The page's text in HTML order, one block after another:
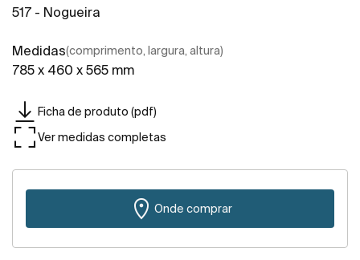
517 - Nogueira
Medidas(comprimento, largura, altura)
785 x 460 x 565 mm
Ficha de produto (pdf)
Ver medidas completas
Onde comprar